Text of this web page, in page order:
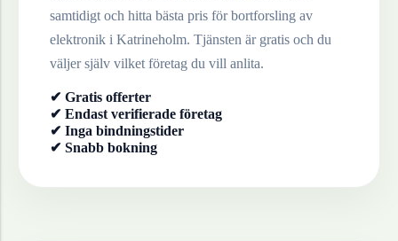
samtidigt och hitta bästa pris för bortforsling av
elektronik i Katrineholm. Tjänsten är gratis och du
väljer själv vilket företag du vill anlita.
✔ Gratis offerter
✔ Endast verifierade företag
✔ Inga bindningstider
✔ Snabb bokning